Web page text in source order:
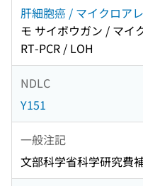
肝細胞癌 / マイクロア
モ サイボウガン / マイ
RT-PCR / LOH
NDLC
Y151
一般注記
文部科学省科学研究費